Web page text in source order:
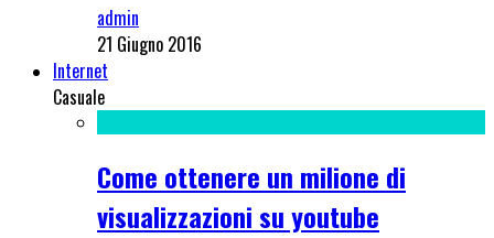
admin
21 Giugno 2016
Internet
Casuale
Come ottenere un milione di
visualizzazioni su youtube